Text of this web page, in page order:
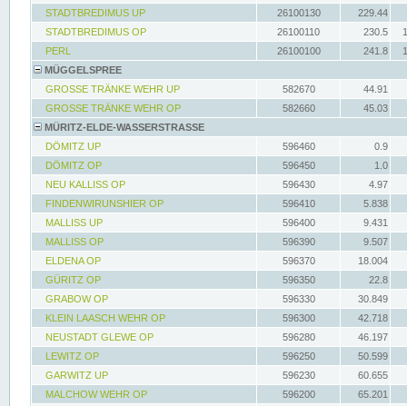
STADTBREDIMUS UP
26100130
229.44
STADTBREDIMUS OP
26100110 230.5
PERL
26100100 241.8
MÜGGELSPREE
GROSSE TRÄNKE WEHR UP
582670
44.91
GROSSE TRÄNKE WEHR OP
582660
45.03
MÜRITZ-ELDE-WASSERSTRASSE
DÖMITZ UP
596460
0.9
DÖMITZ OP
596450
1.0
NEU KALLISS OP
596430
4.97
FINDENWIRUNSHIER OP
596410
5.838
MALLISS UP
596400
9.431
MALLISS OP
596390
9.507
ELDENA OP
596370
18.004
GÜRITZ OP
596350
22.8
GRABOW OP
596330
30.849
KLEIN LAASCH WEHR OP
596300
42.718
NEUSTADT GLEWE OP
596280
46.197
LEWITZ OP
596250
50.599
GARWITZ UP
596230
60.655
MALCHOW WEHR OP
596200
65.201